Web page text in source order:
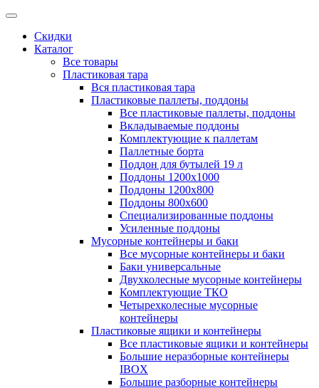
Скидки
Каталог
Все товары
Пластиковая тара
Вся пластиковая тара
Пластиковые паллеты, поддоны
Все пластиковые паллеты, поддоны
Вкладываемые поддоны
Комплектующие к паллетам
Паллетные борта
Поддон для бутылей 19 л
Поддоны 1200х1000
Поддоны 1200х800
Поддоны 800х600
Специализированные поддоны
Усиленные поддоны
Мусорные контейнеры и баки
Все мусорные контейнеры и баки
Баки универсальные
Двухколесные мусорные контейнеры
Комплектующие ТКО
Четырехколесные мусорные
контейнеры
Пластиковые ящики и контейнеры
Все пластиковые ящики и контейнеры
Большие неразборные контейнеры
IBOX
Большие разборные контейнеры